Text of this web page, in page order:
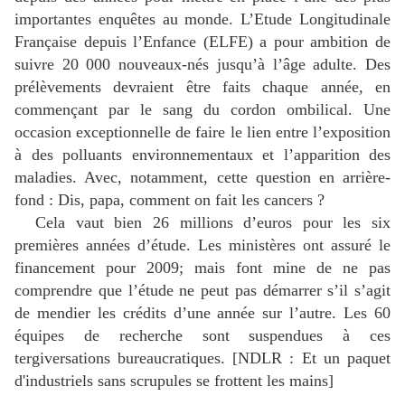
importantes enquêtes au monde. L’Etude Longitudinale
Française depuis l’Enfance (ELFE) a pour ambition de
suivre 20 000 nouveaux-nés jusqu’à l’âge adulte. Des
prélèvements devraient être faits chaque année, en
commençant par le sang du cordon ombilical. Une
occasion exceptionnelle de faire le lien entre l’exposition
à des polluants environnementaux et l’apparition des
maladies. Avec, notamment, cette question en arrière-
fond : Dis, papa, comment on fait les cancers ?
Cela vaut bien 26 millions d’euros pour les six
premières années d’étude. Les ministères ont assuré le
financement pour 2009; mais font mine de ne pas
comprendre que l’étude ne peut pas démarrer s’il s’agit
de mendier les crédits d’une année sur l’autre. Les 60
équipes de recherche sont suspendues à ces
tergiversations bureaucratiques. [NDLR : Et un paquet
d'industriels sans scrupules se frottent les mains]